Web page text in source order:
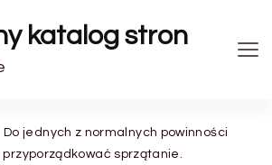
katalog stron
Do jednych z normalnych powinności
sprzątanie.